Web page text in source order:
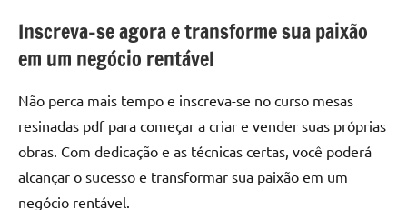
apresentar
melhores
e
tendências
para
criar
mesa
Inscreva-se agora e transforme sua paixão
em um negócio rentável
Não perca mais tempo e inscreva-se no curso mesas
resinadas pdf para começar a criar e vender suas próprias
obras. Com dedicação e as técnicas certas, você poderá
alcançar o sucesso e transformar sua paixão em um
negócio rentável.